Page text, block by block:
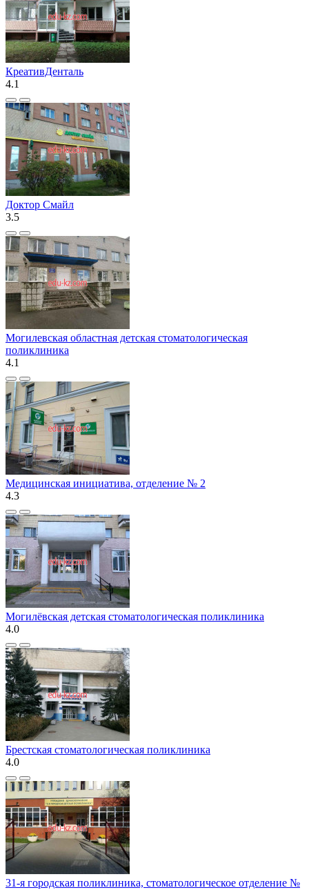
КреативДенталь
4.1
Доктор Смайл
3.5
Могилевская областная детская стоматологическая
поликлиника
4.1
Медицинская инициатива, отделение № 2
4.3
Могилёвская детская стоматологическая поликлиника
4.0
Брестская стоматологическая поликлиника
4.0
31-я городская поликлиника, стоматологическое отделение №